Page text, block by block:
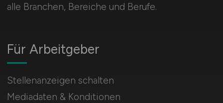
alle Branchen, Bereiche und Berufe.
Für Arbeitgeber
Stellenanzeigen schalten
Mediadaten & Konditionen